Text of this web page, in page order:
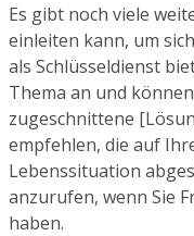
Es gibt noch viele
einleiten kann, um
als Schlüsseldienst
Thema an und
zugeschnittene
empfehlen, die auf
Lebenssituation
anzurufen, wenn Sie
haben.